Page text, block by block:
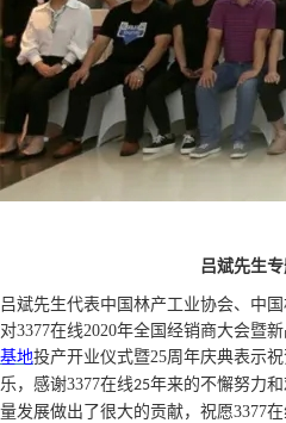
吕斌先生
吕斌先生代表中国林产工业协会、中
对3377在线2020年全国经销商大会暨新
基地投产开业仪式暨25周年庆典表示
乐，感谢3377在线25年来的不懈努力
量发展做出了很大的贡献，祝愿3377